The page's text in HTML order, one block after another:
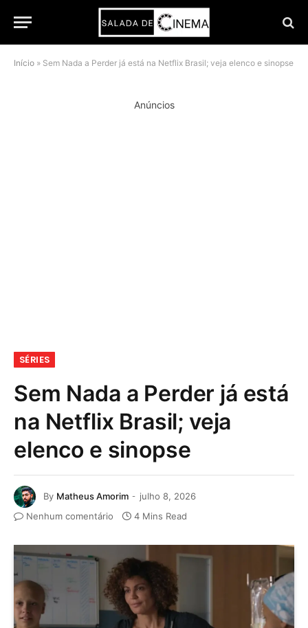
Início » Sem Nada a Perder já está na Netflix Brasil; veja elenco e sinopse
Anúncios
SÉRIES
Sem Nada a Perder já está
na Netflix Brasil; veja
elenco e sinopse
By Matheus Amorim
julho 8, 2026
Nenhum comentário
4 Mins Read